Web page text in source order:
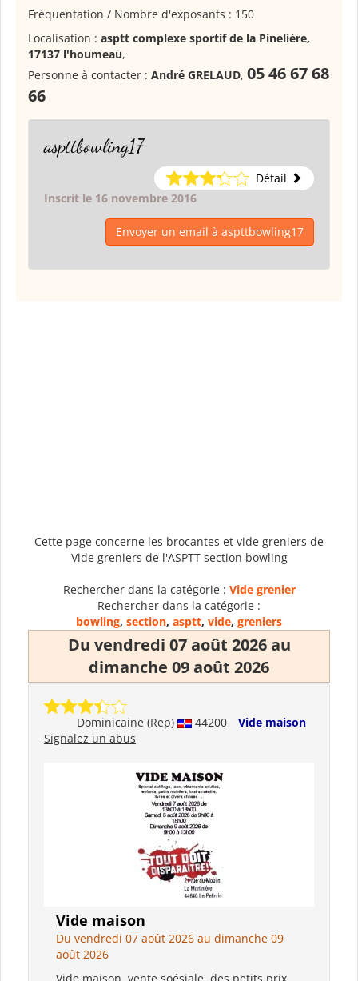
Fréquentation / Nombre d'exposants : 150
Localisation : asptt complexe sportif de la Pinelière,
17137 l'houmeau,
Personne à contacter : André GRELAUD, 05 46 67 68
66
aspttbowling17
Détail
Inscrit le 16 novembre 2016
Envoyer un email à aspttbowling17
Cette page concerne les brocantes et vide greniers de
Vide greniers de l'ASPTT section bowling
Rechercher dans la catégorie : Vide grenier
Rechercher dans la catégorie :
bowling, section, asptt, vide, greniers
Du vendredi 07 août 2026 au
dimanche 09 août 2026
Dominicaine (Rep) 44200
Vide maison
Signalez un abus
Vide maison
Du vendredi 07 août 2026 au dimanche 09
août 2026